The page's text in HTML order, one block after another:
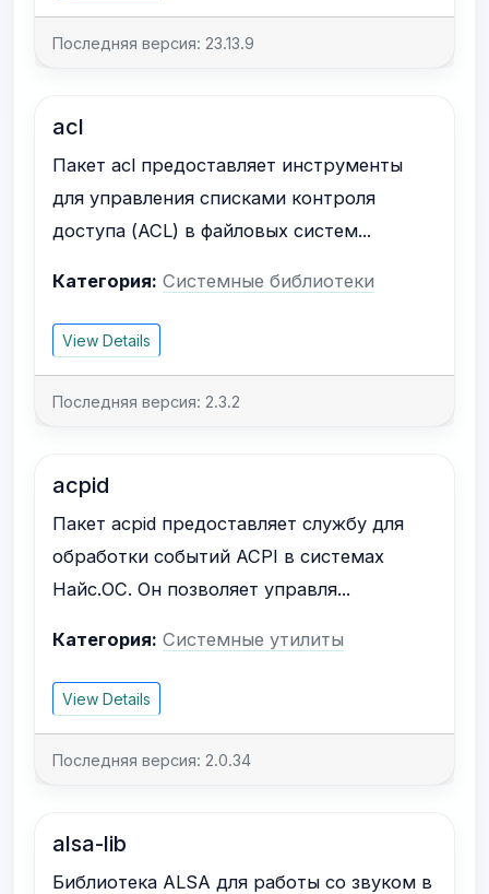
Последняя версия: 23.13.9
acl
Пакет acl предоставляет инструменты
для управления списками контроля
доступа (ACL) в файловых систем...
Категория: Системные библиотеки
View Details
Последняя версия: 2.3.2
acpid
Пакет acpid предоставляет службу для
обработки событий ACPI в системах
Найс.ОС. Он позволяет управля...
Категория: Системные утилиты
View Details
Последняя версия: 2.0.34
alsa-lib
Библиотека ALSA для работы со звуком в